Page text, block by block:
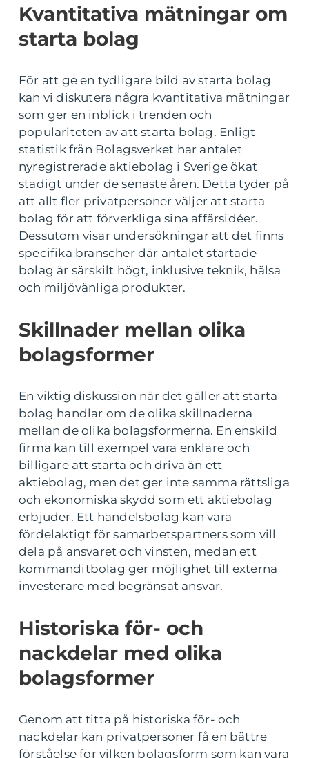
Kvantitativa mätningar om
starta bolag
För att ge en tydligare bild av starta bolag
kan vi diskutera några kvantitativa mätningar
som ger en inblick i trenden och
populariteten av att starta bolag. Enligt
statistik från Bolagsverket har antalet
nyregistrerade aktiebolag i Sverige ökat
stadigt under de senaste åren. Detta tyder på
att allt fler privatpersoner väljer att starta
bolag för att förverkliga sina affärsidéer.
Dessutom visar undersökningar att det finns
specifika branscher där antalet startade
bolag är särskilt högt, inklusive teknik, hälsa
och miljövänliga produkter.
Skillnader mellan olika
bolagsformer
En viktig diskussion när det gäller att starta
bolag handlar om de olika skillnaderna
mellan de olika bolagsformerna. En enskild
firma kan till exempel vara enklare och
billigare att starta och driva än ett
aktiebolag, men det ger inte samma rättsliga
och ekonomiska skydd som ett aktiebolag
erbjuder. Ett handelsbolag kan vara
fördelaktigt för samarbetspartners som vill
dela på ansvaret och vinsten, medan ett
kommanditbolag ger möjlighet till externa
investerare med begränsat ansvar.
Historiska för- och
nackdelar med olika
bolagsformer
Genom att titta på historiska för- och
nackdelar kan privatpersoner få en bättre
förståelse för vilken bolagsform som kan vara